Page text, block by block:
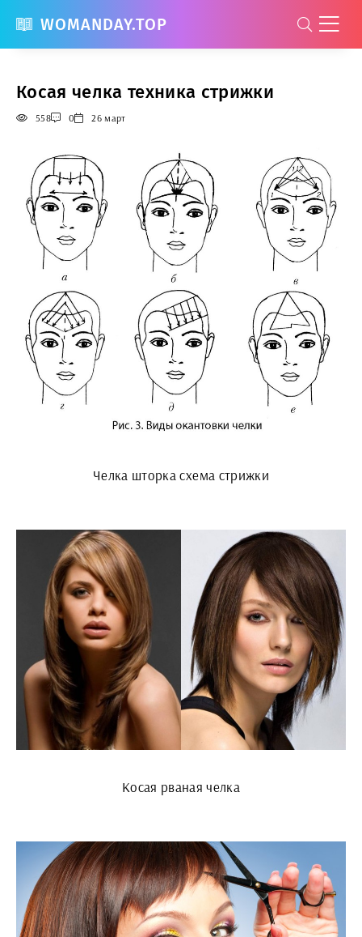
WOMANDAY.TOP
Косая челка техника стрижки
558 0 26 март
Челка шторка схема стрижки
Косая рваная челка